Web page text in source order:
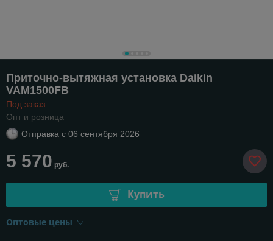
Приточно-вытяжная установка Daikin
VAM1500FВ
Под заказ
Опт и розница
Отправка с 06 сентября 2026
5 570 руб.
Купить
Оптовые цены